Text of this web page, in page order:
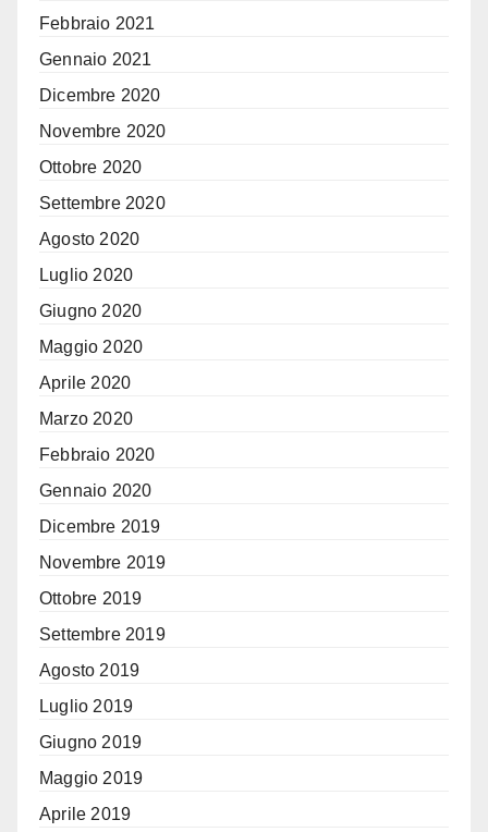
Febbraio 2021
Gennaio 2021
Dicembre 2020
Novembre 2020
Ottobre 2020
Settembre 2020
Agosto 2020
Luglio 2020
Giugno 2020
Maggio 2020
Aprile 2020
Marzo 2020
Febbraio 2020
Gennaio 2020
Dicembre 2019
Novembre 2019
Ottobre 2019
Settembre 2019
Agosto 2019
Luglio 2019
Giugno 2019
Maggio 2019
Aprile 2019